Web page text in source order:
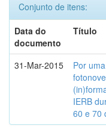
Conjunto de itens:
Data do
documento
Título
31-Mar-2015
Por
IERB
60 e 70